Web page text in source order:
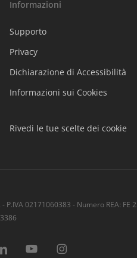
Informazioni
Supporto
Privacy
Dichiarazione di Accessibilità
Informazioni sui Cookies
Rivedi le tue scelte dei cookie
02171060383 - Numero REA: FE
youtube instagram